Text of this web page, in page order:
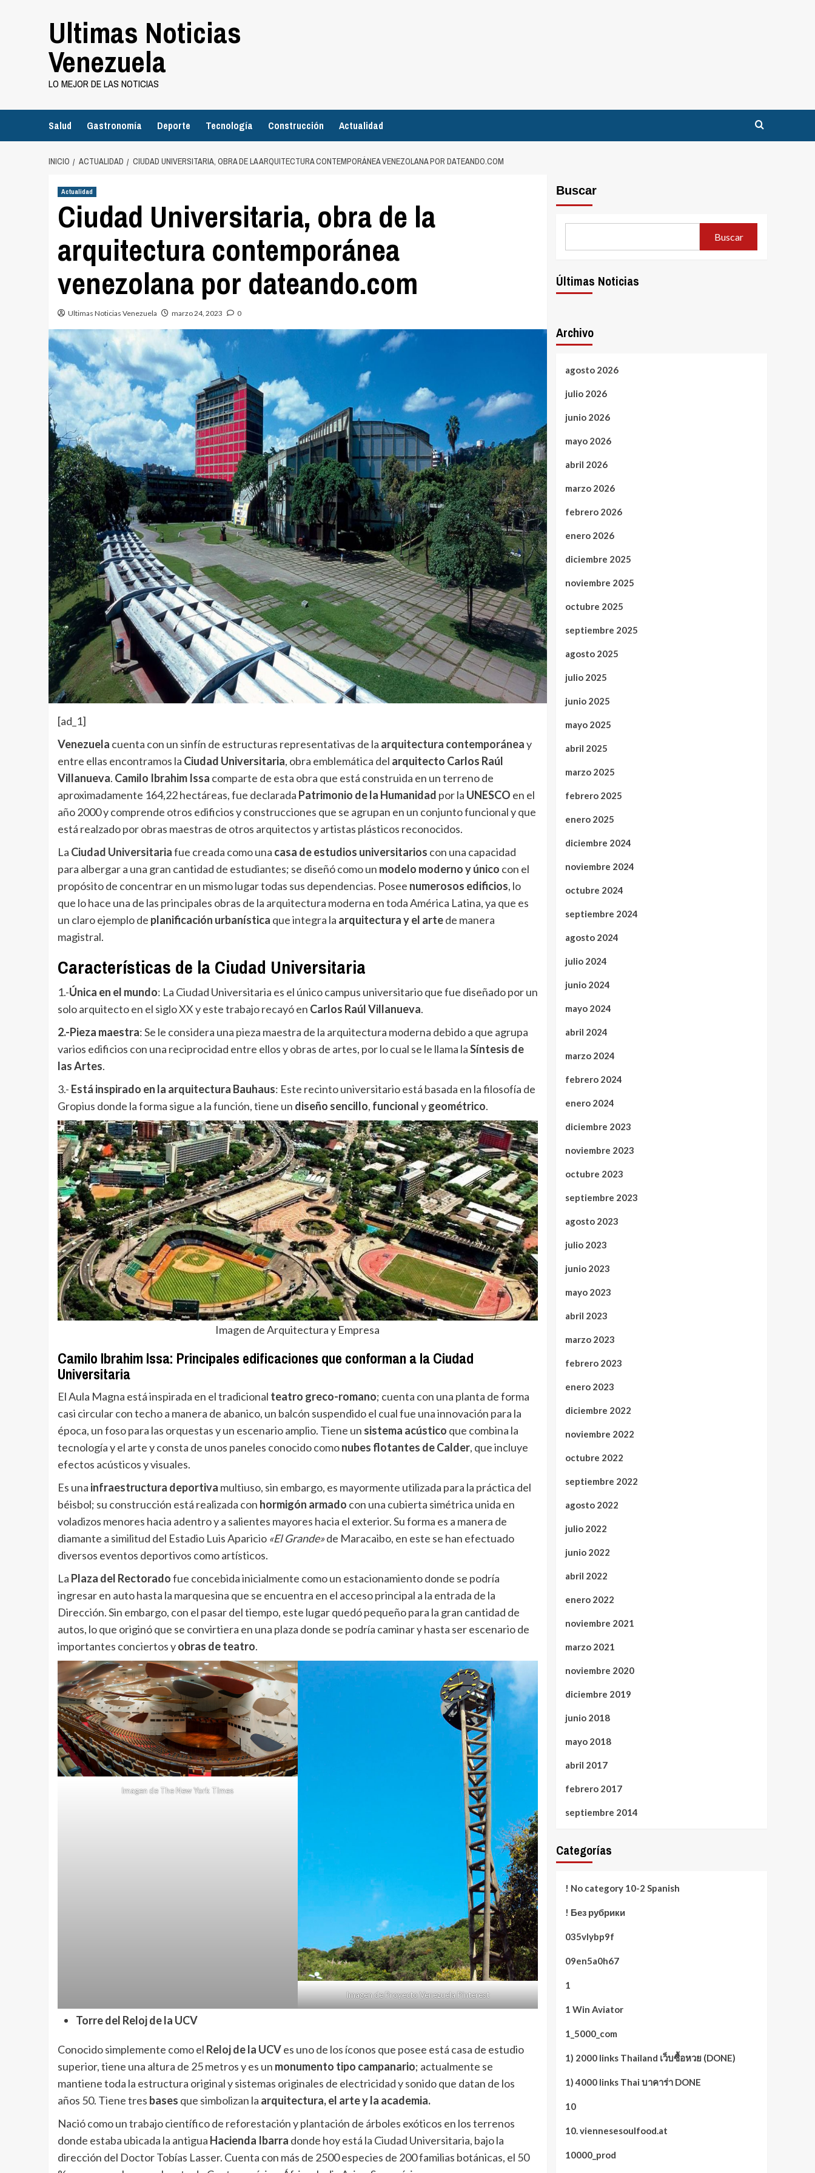
Ultimas Noticias
Venezuela
LO MEJOR DE LAS NOTICIAS
Salud Gastronomía Deporte Tecnología Construcción Actualidad
INICIO ACTUALIDAD CIUDAD UNIVERSITARIA, OBRA DE LA ARQUITECTURA CONTEMPORÁNEA VENEZOLANA POR DATEANDO.COM
Actualidad
Ciudad Universitaria, obra de la
arquitectura contemporánea
venezolana por dateando.com
Ultimas Noticias Venezuela marzo 24, 2023 0
[ad_1]
Venezuela cuenta con un sinfín de estructuras representativas de la arquitectura contemporáneay
entre ellas encontramos la Ciudad Universitaria, obra emblemática del arquitecto Carlos Raúl
Villanueva. Camilo Ibrahim Issa comparte de esta obra que está construida en un terreno de
aproximadamente 164,22 hectáreas, fue declarada Patrimonio de la Humanidad por la UNESCO en el
año 2000 y comprende otros edificios y construcciones que se agrupan en un conjunto funcional y que
está realzado por obras maestras de otros arquitectos y artistas plásticos reconocidos.
La Ciudad Universitariafue creada como una casa de estudios universitarios con una capacidad
para albergar a una gran cantidad de estudiantes; se diseñó como un modelo moderno y único con el
propósito de concentrar en un mismo lugar todas sus dependencias. Posee numerosos edificios, lo
que lo hace una de las principales obras de la arquitectura moderna en toda América Latina, ya que es
un claro ejemplo de planificación urbanística que integra la arquitectura y el artede manera
magistral.
Características de la Ciudad Universitaria
1.-Única en el mundo: La Ciudad Universitaria es el único campus universitario que fue diseñado por un
solo arquitecto en el siglo XX y este trabajo recayó en Carlos Raúl Villanueva.
2.-Pieza maestra: Se le considera una pieza maestra de la arquitectura moderna debido a que agrupa
varios edificios con una reciprocidad entre ellos y obras de artes, por lo cual se le llama laSíntesis de
las Artes.
3.- Está inspirado en la arquitectura Bauhaus: Este recinto universitario está basada en la filosofía de
Gropius donde la forma sigue a la función, tiene un diseño sencillo, funcionalygeométrico.
Imagen de Arquitectura y Empresa
Camilo Ibrahim Issa: Principales edificaciones que conforman a la Ciudad
Universitaria
El Aula Magna está inspirada en el tradicional teatro greco-romano; cuenta con una planta de forma
casi circular con techo a manera de abanico, un balcón suspendido el cual fue una innovación para la
época, un foso para las orquestas y un escenario amplio. Tiene un sistema acústico que combina la
tecnología y el arte y consta de unos paneles conocido comonubes flotantes de Calder, que incluye
efectos acústicos y visuales.
Es una infraestructura deportiva multiuso, sin embargo, es mayormente utilizada para la práctica del
béisbol; su construcción está realizada con hormigón armado con una cubierta simétrica unida en
voladizos menores hacia adentro y a salientes mayores hacia el exterior. Su forma es a manera de
diamante a similitud del Estadio Luis Aparicio «El Grande»de Maracaibo, en este se han efectuado
diversos eventos deportivos como artísticos.
La Plaza del Rectoradofue concebida inicialmente como un estacionamiento donde se podría
ingresar en auto hasta la marquesina que se encuentra en el acceso principal a la entrada de la
Dirección. Sin embargo, con el pasar del tiempo, este lugar quedó pequeño para la gran cantidad de
autos, lo que originó que se convirtiera en una plaza donde se podría caminar y hasta ser escenario de
importantes conciertos yobras de teatro.
Imagen de The New York Times
Imagen de Proyecto Venezuela Pinterest
Torre del Reloj de la UCV
Conocido simplemente como el Reloj de la UCVes uno de los íconos que posee está casa de estudio
superior, tiene una altura de 25 metros y es un monumento tipo campanario; actualmente se
mantiene toda la estructura original y sistemas originales de electricidad y sonido que datan de los
años 50. Tiene tres bases que simbolizan la arquitectura, el arte y la academia.
Nació como un trabajo científico de reforestación y plantación de árboles exóticos en los terrenos
donde estaba ubicada la antigua Hacienda Ibarra donde hoy está la Ciudad Universitaria, bajo la
dirección del Doctor Tobías Lasser. Cuenta con más de 2500 especies de 200 familias botánicas, el 50
Buscar
Buscar
Últimas Noticias
Archivo
agosto 2026
julio 2026
junio 2026
mayo 2026
abril 2026
marzo 2026
febrero 2026
enero 2026
diciembre 2025
noviembre 2025
octubre 2025
septiembre 2025
agosto 2025
julio 2025
junio 2025
mayo 2025
abril 2025
marzo 2025
febrero 2025
enero 2025
diciembre 2024
noviembre 2024
octubre 2024
septiembre 2024
agosto 2024
julio 2024
junio 2024
mayo 2024
abril 2024
marzo 2024
febrero 2024
enero 2024
diciembre 2023
noviembre 2023
octubre 2023
septiembre 2023
agosto 2023
julio 2023
junio 2023
mayo 2023
abril 2023
marzo 2023
febrero 2023
enero 2023
diciembre 2022
noviembre 2022
octubre 2022
septiembre 2022
agosto 2022
julio 2022
junio 2022
abril 2022
enero 2022
noviembre 2021
marzo 2021
noviembre 2020
diciembre 2019
junio 2018
mayo 2018
abril 2017
febrero 2017
septiembre 2014
Categorías
! No category 10-2 Spanish
! Без рубрики
035vlybp9f
09en5a0h67
1
1 Win Aviator
1_5000_com
1) 2000 links Thailand เว็บซื้อหวย (DONE)
1) 4000 links Thai บาคาร่า DONE
10
10. viennesesoulfood.at
10000_prod